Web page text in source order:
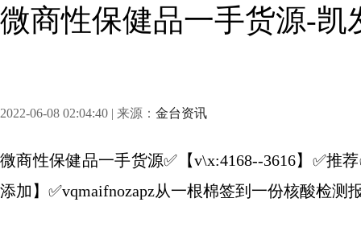
微商性保健品一手货源-凯
2022-06-08 02:04:40 | 来源： 金台资讯
微商性保健品一手货源✅【v\x:4168--3616】✅推
添加】✅vqmaifnozapz从一根棉签到一份核酸检测